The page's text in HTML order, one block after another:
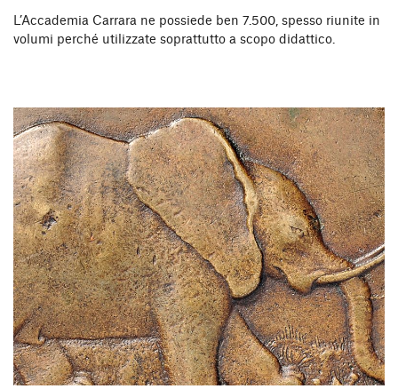
L’Accademia Carrara ne possiede ben 7.500, spesso riunite in
volumi perché utilizzate soprattutto a scopo didattico.